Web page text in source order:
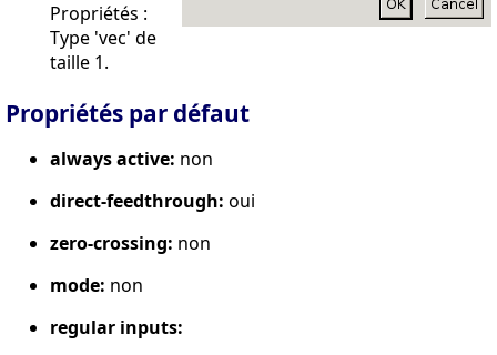
Propriétés :
Type 'vec' de
taille 1.
Propriétés par défaut
always active: non
direct-feedthrough: oui
zero-crossing: non
mode: non
regular inputs: